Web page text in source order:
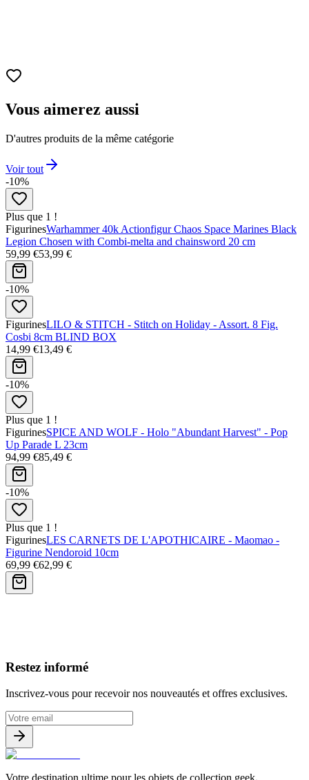
Vous aimerez aussi
D'autres produits de la même catégorie
Voir tout
-10%
Plus que 1 !
FigurinesWarhammer 40k Actionfigur Chaos Space Marines Black
Legion Chosen with Combi-melta and chainsword 20 cm
59,99 €53,99 €
-10%
FigurinesLILO & STITCH - Stitch on Holiday - Assort. 8 Fig.
Cosbi 8cm BLIND BOX
14,99 €13,49 €
-10%
Plus que 1 !
FigurinesSPICE AND WOLF - Holo "Abundant Harvest" - Pop
Up Parade L 23cm
94,99 €85,49 €
-10%
Plus que 1 !
FigurinesLES CARNETS DE L'APOTHICAIRE - Maomao -
Figurine Nendoroid 10cm
69,99 €62,99 €
Restez informé
Inscrivez-vous pour recevoir nos nouveautés et offres exclusives.